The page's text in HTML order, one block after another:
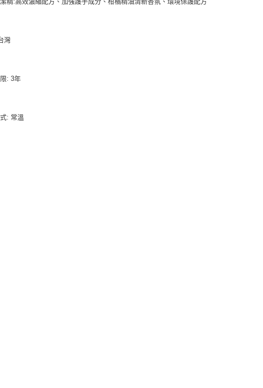
灣
: 3年
: 常溫